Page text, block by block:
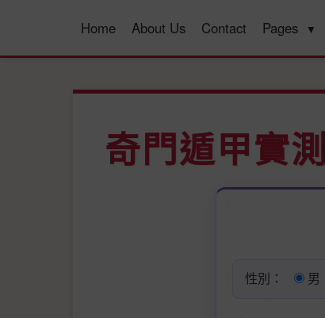
Home About Us Contact Pages ▼
奇門遁甲實
性別： 男